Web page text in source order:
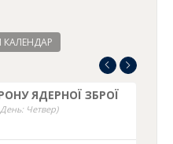
КАЛЕНДАР
ЯДЕРНОЇ ЗБРОЇ
Четвер)